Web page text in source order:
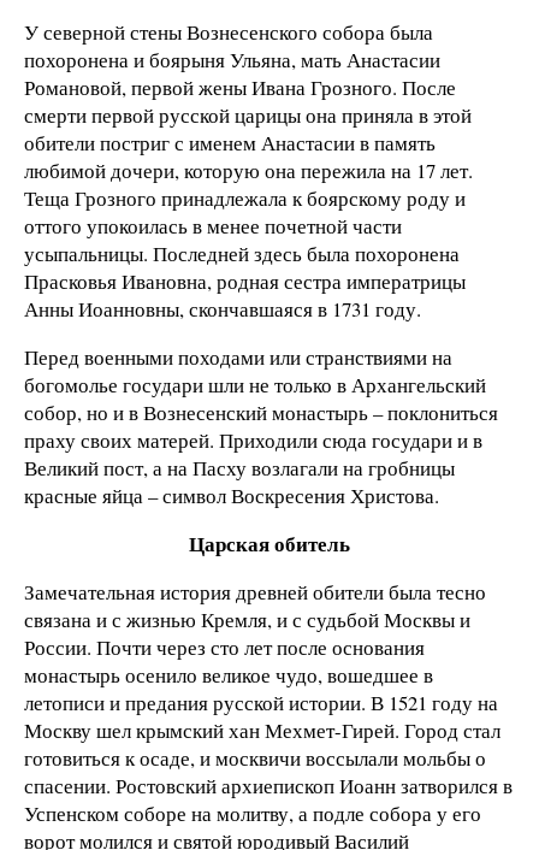
У северной стены Вознесенского собора была
похоронена и боярыня Ульяна, мать Анастасии
Романовой, первой жены Ивана Грозного. После
смерти первой русской царицы она приняла в этой
обители постриг с именем Анастасии в память
любимой дочери, которую она пережила на 17 лет.
Теща Грозного принадлежала к боярскому роду и
оттого упокоилась в менее почетной части
усыпальницы. Последней здесь была похоронена
Прасковья Ивановна, родная сестра императрицы
Анны Иоанновны, скончавшаяся в 1731 году.
Перед военными походами или странствиями на
богомолье государи шли не только в Архангельский
собор, но и в Вознесенский монастырь – поклониться
праху своих матерей. Приходили сюда государи и в
Великий пост, а на Пасху возлагали на гробницы
красные яйца – символ Воскресения Христова.
Царская обитель
Замечательная история древней обители была тесно
связана и с жизнью Кремля, и с судьбой Москвы и
России. Почти через сто лет после основания
монастырь осенило великое чудо, вошедшее в
летописи и предания русской истории. В 1521 году на
Москву шел крымский хан Мехмет-Гирей. Город стал
готовиться к осаде, и москвичи воссылали мольбы о
спасении. Ростовский архиепископ Иоанн затворился в
Успенском соборе на молитву, а подле собора у его
ворот молился и святой юродивый Василий